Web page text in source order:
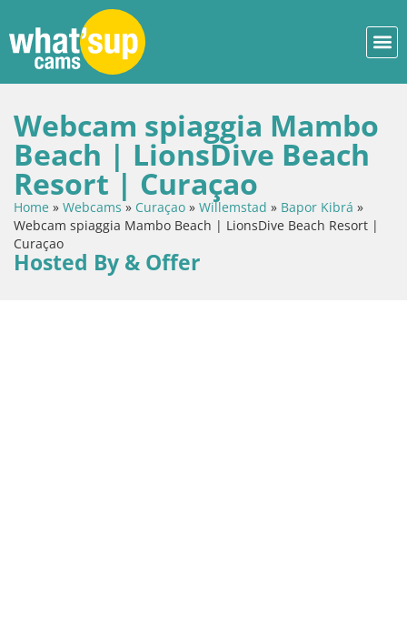
Webcam spiaggia Mambo
Beach | LionsDive Beach
Resort | Curaçao
Home » Webcams» Curaçao » Willemstad » Bapor Kibrá »
Webcam spiaggia Mambo Beach | LionsDive Beach Resort |
Curaçao
Hosted By & Offer